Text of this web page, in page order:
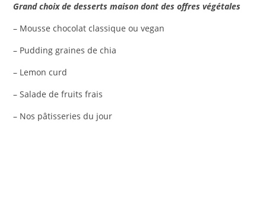
Grand choix de desserts maison dont des offres végétales
– Mousse chocolat classique ou vegan
– Pudding graines de chia
– Lemon curd
– Salade de fruits frais
– Nos pâtisseries du jour